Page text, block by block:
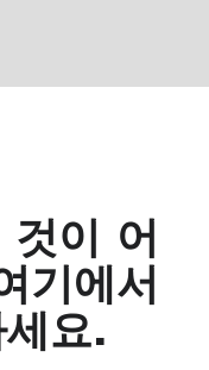
이 어
기에서
요.